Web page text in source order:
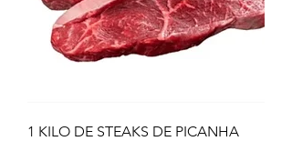
1 KILO DE STEAKS DE PICANHA